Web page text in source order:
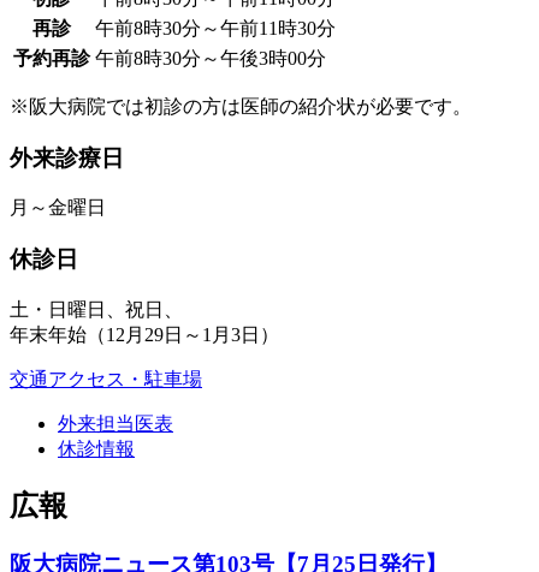
再診
午前8時30分～午前11時30分
予約再診 午前8時30分～午後3時00分
※阪大病院では初診の方は医師の紹介状が必要です。
外来診療日
月～金曜日
休診日
土・日曜日、祝日、
年末年始（12月29日～1月3日）
交通アクセス・駐車場
外来担当医表
休診情報
広報
阪大病院ニュース第103号【7月25日発行】